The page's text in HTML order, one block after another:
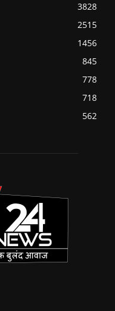
3828
2515
1456
845
778
718
562